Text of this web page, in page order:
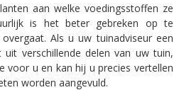
aan welke voedingsstoffen ze
is het beter gebreken op te
Als u uw tuinadviseur een
verschillende delen van uw tuin,
voor u en kan hij u precies vertellen
worden aangevuld.